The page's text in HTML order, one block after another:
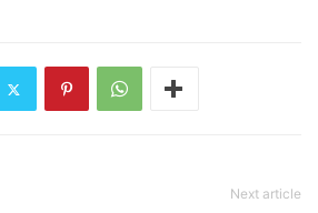
Next article